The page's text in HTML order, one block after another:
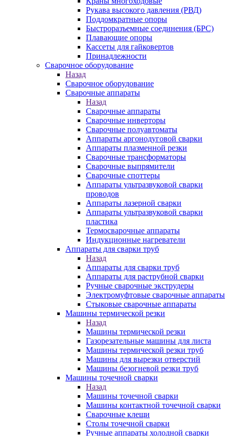
Рукава высокого давления (РВД)
Поддомкратные опоры
Быстроразъемные соединения (БРС)
Плавающие опоры
Кассеты для гайковертов
Принадлежности
Сварочное оборудование
Назад
Сварочное оборудование
Сварочные аппараты
Назад
Сварочные аппараты
Сварочные инверторы
Сварочные полуавтоматы
Аппараты аргонодуговой сварки
Аппараты плазменной резки
Сварочные трансформаторы
Сварочные выпрямители
Сварочные споттеры
Аппараты ультразвуковой сварки
проводов
Аппараты лазерной сварки
Аппараты ультразвуковой сварки
пластика
Термосварочные аппараты
Индукционные нагреватели
Аппараты для сварки труб
Назад
Аппараты для сварки труб
Аппараты для раструбной сварки
Ручные сварочные экструдеры
Электромуфтовые сварочные аппараты
Стыковые сварочные аппараты
Машины термической резки
Назад
Машины термической резки
Газорезательные машины для листа
Машины термической резки труб
Машины для вырезки отверстий
Машины безогневой резки труб
Машины точечной сварки
Назад
Машины точечной сварки
Машины контактной точечной сварки
Сварочные клещи
Столы точечной сварки
Ручные аппараты холодной сварки